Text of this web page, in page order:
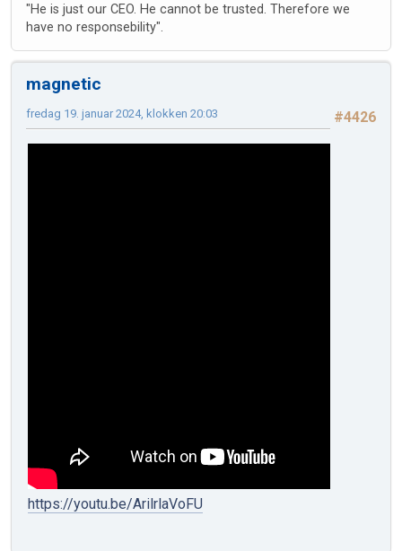
"He is just our CEO. He cannot be trusted. Therefore we
have no responsebility".
magnetic
#4426
fredag 19. januar 2024, klokken 20:03
https://youtu.be/ArilrlaVoFU